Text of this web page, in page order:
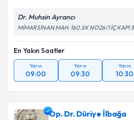
Dr. Muhsin Ayrancı
MİMARSİNAN MAH. 160.SK NO26/1 İÇ KAPI 3
En Yakın Saatler
Yarın
09:00
Yarın
09:30
Yarın
10:30
Op. Dr. Düriye İlbağa